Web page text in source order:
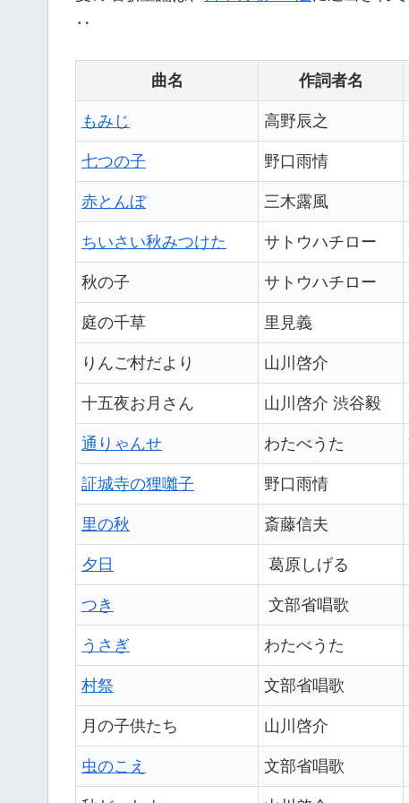
‥
曲名 作詞者名
もみじ 高野辰之
七つの子 野口雨情
赤とんぼ 三木露風
ちいさい秋みつけた サトウハチロー
秋の子 サトウハチロー
庭の千草 里見義
りんご村だより 山川啓介
十五夜お月さん 山川啓介 渋谷毅
通りゃんせ わたべうた
証城寺の狸囃子 野口雨情
里の秋 斎藤信夫
夕日 葛原しげる
つき 文部省唱歌
うさぎ わたべうた
村祭 文部省唱歌
月の子供たち 山川啓介
虫のこえ 文部省唱歌